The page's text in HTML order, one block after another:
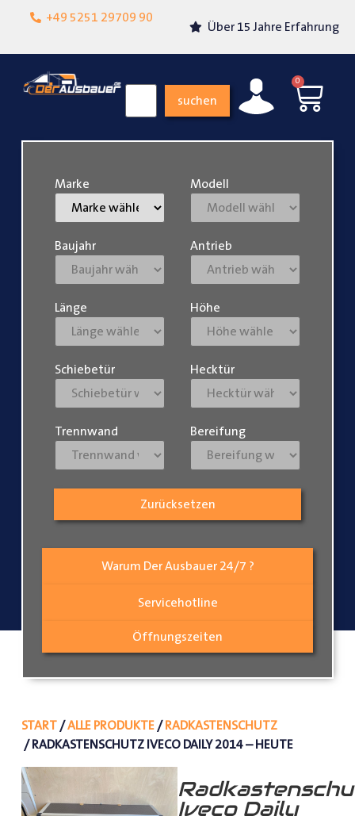
+49 5251 29709 90
Lokalgeschäft in
Über 15 Jahre Erfahrung
suchen
0
Warum Der Ausbauer 24/7 ?
Servicehotline
Öffnungszeiten
Marke Modell
Baujahr Antrieb
Länge Höhe
Schiebetür Hecktür
Trennwand Bereifung
Zurücksetzen
START/ALLE PRODUKTE/RADKASTENSCHUTZ
/ RADKASTENSCHUTZ IVECO DAILY 2014 – HEUTE
Iveco Daily